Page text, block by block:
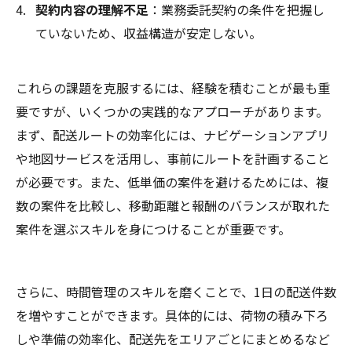
契約内容の理解不足 ：業務委託契約の条件を把握し
ていないため、収益構造が安定しない。
これらの課題を克服するには、経験を積むことが最も重
要ですが、いくつかの実践的なアプローチがあります。
まず、配送ルートの効率化には、ナビゲーションアプリ
や地図サービスを活用し、事前にルートを計画すること
が必要です。また、低単価の案件を避けるためには、複
数の案件を比較し、移動距離と報酬のバランスが取れた
案件を選ぶスキルを身につけることが重要です。
さらに、時間管理のスキルを磨くことで、1日の配送件数
を増やすことができます。具体的には、荷物の積み下ろ
しや準備の効率化、配送先をエリアごとにまとめるなど